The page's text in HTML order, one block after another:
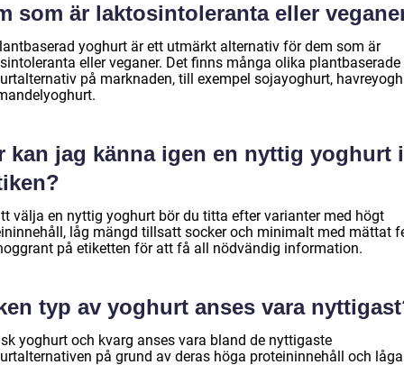
som är laktosintoleranta eller
yoghurt är ett utmärkt alternativ för dem som är
eller veganer. Det finns många olika plantbaserade
på marknaden, till exempel sojayoghurt,
kan jag känna igen en nyttig yoghurt i
välja en nyttig yoghurt bör du titta efter varianter med högt
låg mängd tillsatt socker och minimalt med mättat
på etiketten för att få all nödvändig information.
typ av yoghurt anses vara
yoghurt och kvarg anses vara bland de nyttigaste
på grund av deras höga proteininnehåll och låga